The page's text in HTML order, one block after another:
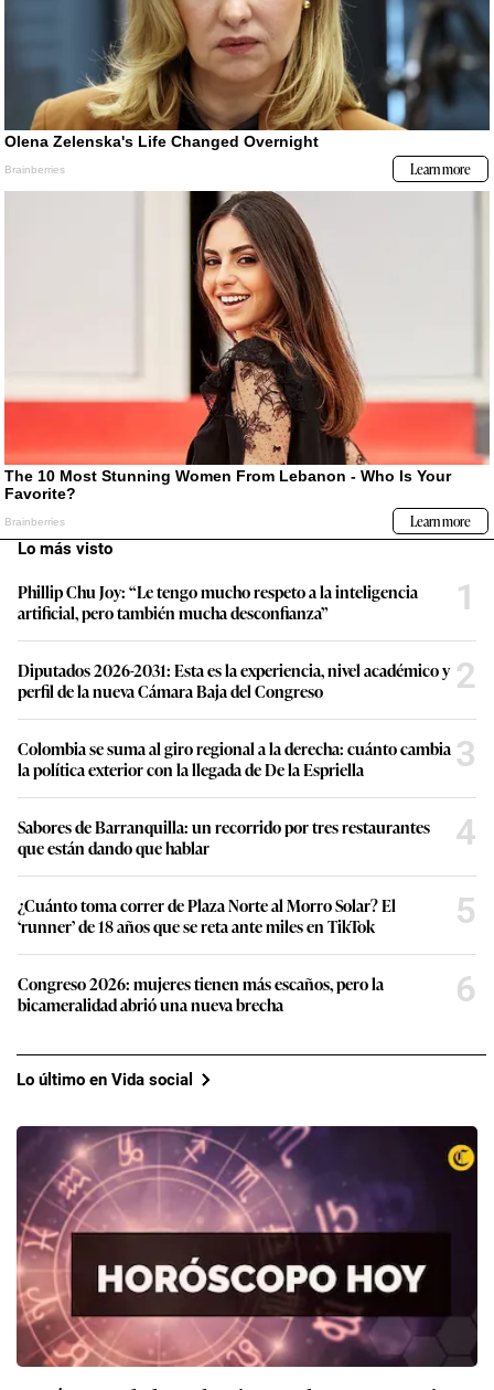
Lo más visto
Phillip Chu Joy: “Le tengo mucho respeto a la inteligencia
artificial, pero también mucha desconfianza”
1
Diputados 2026-2031: Esta es la experiencia, nivel académico y
perfil de la nueva Cámara Baja del Congreso
2
Colombia se suma al giro regional a la derecha: cuánto cambia
la política exterior con la llegada de De la Espriella
3
Sabores de Barranquilla: un recorrido por tres restaurantes
que están dando que hablar
4
¿Cuánto toma correr de Plaza Norte al Morro Solar? El
‘runner’ de 18 años que se reta ante miles en TikTok
5
Congreso 2026: mujeres tienen más escaños, pero la
bicameralidad abrió una nueva brecha
6
Lo último en Vida social